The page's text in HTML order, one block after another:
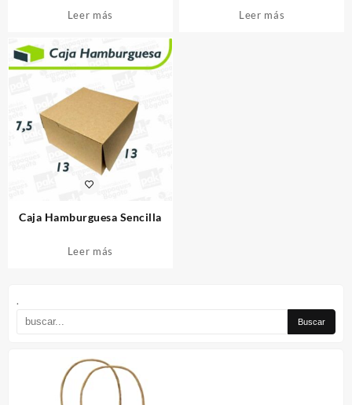
.
Leer más Leer más
Caja Hamburguesa Sencilla
Leer más